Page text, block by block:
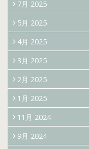
7月 2025
5月 2025
4月 2025
3月 2025
2月 2025
1月 2025
11月 2024
9月 2024